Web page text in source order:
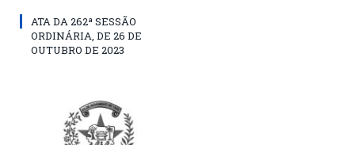
ATA DA 262ª SESSÃO
ORDINÁRIA, DE 26 DE
OUTUBRO DE 2023